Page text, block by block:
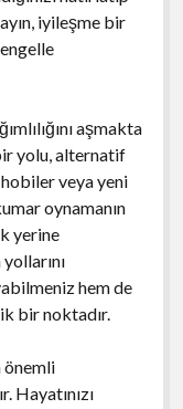
iyileşme bir
aşmakta
yolu, alternatif
veya yeni
oynamanın
yerine
hem de
bir noktadır.
önemli